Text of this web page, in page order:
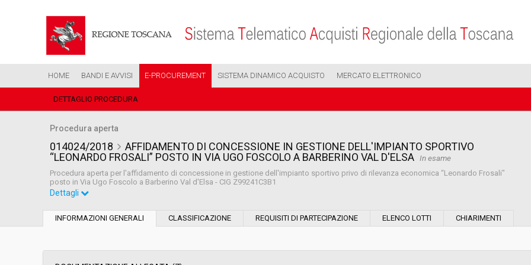
HOME BANDI E AVVISI E-PROCUREMENT SISTEMA DINAMICO ACQUISTO MERCATO ELETTRONICO
DETTAGLIO PROCEDURA
Procedura aperta
014024/2018
AFFIDAMENTO DI CONCESSIONE IN GESTIONE DELL'IMPIANTO SPORTIVO
“LEONARDO FROSALI” POSTO IN VIA UGO FOSCOLO A BARBERINO VAL D'ELSA In esame
Procedura aperta per l'affidamento di concessione in gestione dell'impianto sportivo privo di rilevanza economica “Leonardo Frosali"
posto in Via Ugo Foscolo a Barberino Val d'Elsa - CIG Z99241C3B1
Dettagli
INFORMAZIONI GENERALI CLASSIFICAZIONE REQUISITI DI PARTECIPAZIONE ELENCO LOTTI CHIARIMENTI